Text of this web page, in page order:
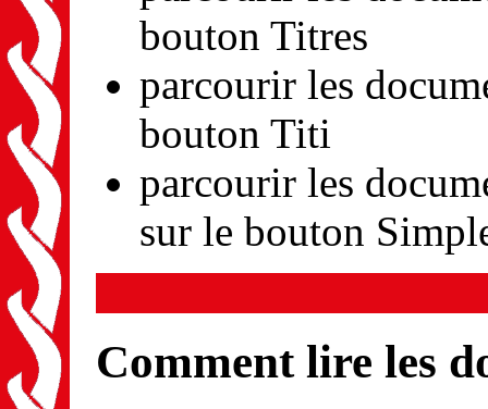
bouton Titres
parcourir les
bouton Titi
parcourir les
sur le bouton
Comment lire les